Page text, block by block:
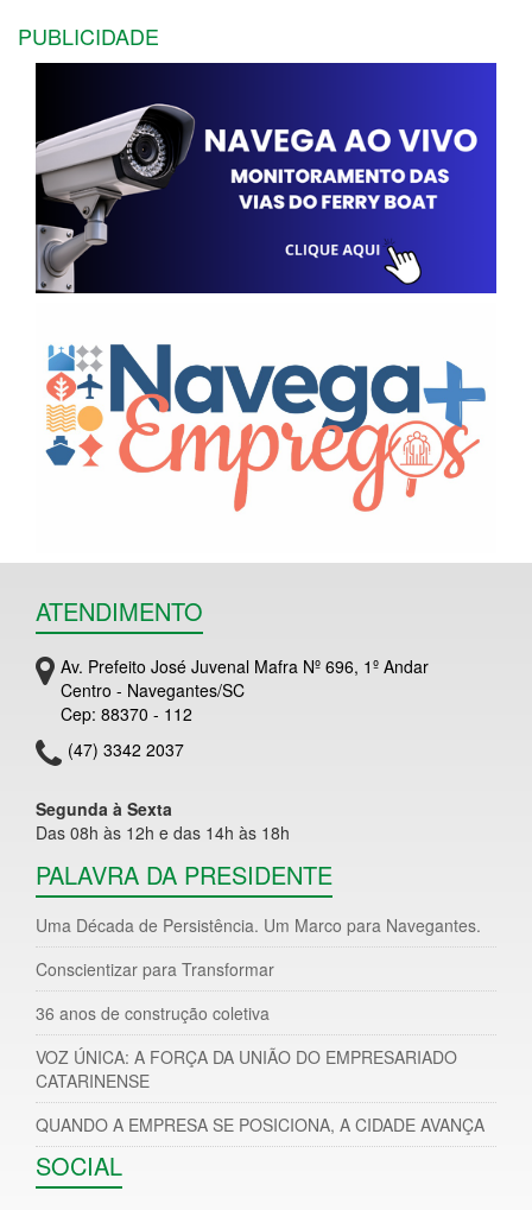
PUBLICIDADE
ATENDIMENTO
Av. Prefeito José Juvenal Mafra Nº 696, 1º Andar
Centro - Navegantes/SC
Cep: 88370 - 112
(47) 3342 2037
Segunda à Sexta
Das 08h às 12h e das 14h às 18h
PALAVRA DA PRESIDENTE
Uma Década de Persistência. Um Marco para Navegantes.
Conscientizar para Transformar
36 anos de construção coletiva
VOZ ÚNICA: A FORÇA DA UNIÃO DO EMPRESARIADO
CATARINENSE
QUANDO A EMPRESA SE POSICIONA, A CIDADE AVANÇA
SOCIAL